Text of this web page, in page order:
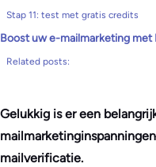
Stap 11: test met gratis credits
Boost uw e-mailmarketing met
Related posts:
Gelukkig is er een
mailverificatie.